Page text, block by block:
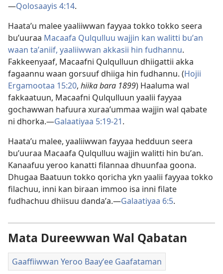
—Qolosaayis 4:14.
Haataʼu malee yaaliiwwan fayyaa tokko tokko seera
buʼuuraa Macaafa Qulqulluu wajjin kan walitti buʼan
waan taʼaniif, yaaliiwwan akkasii hin fudhannu.
Fakkeenyaaf, Macaafni Qulqulluun dhiigattii akka
fagaannu waan gorsuuf dhiiga hin fudhannu. (Hojii
Ergamootaa 15:20, hiika bara 1899) Haaluma wal
fakkaatuun, Macaafni Qulqulluun yaalii fayyaa
gochawwan hafuura xuraaʼummaa wajjin wal qabate
ni dhorka.—Galaatiyaa 5:19-21.
Haataʼu malee, yaaliiwwan fayyaa hedduun seera
buʼuuraa Macaafa Qulqulluu wajjin walitti hin buʼan.
Kanaafuu yeroo kanatti filannaa dhuunfaa goona.
Dhugaa Baatuun tokko qoricha ykn yaalii fayyaa tokko
filachuu, inni kan biraan immoo isa inni filate
fudhachuu dhiisuu dandaʼa.—Galaatiyaa 6:5.
Mata Dureewwan Wal Qabatan
Gaaffiiwwan Yeroo Baayʼee Gaafataman